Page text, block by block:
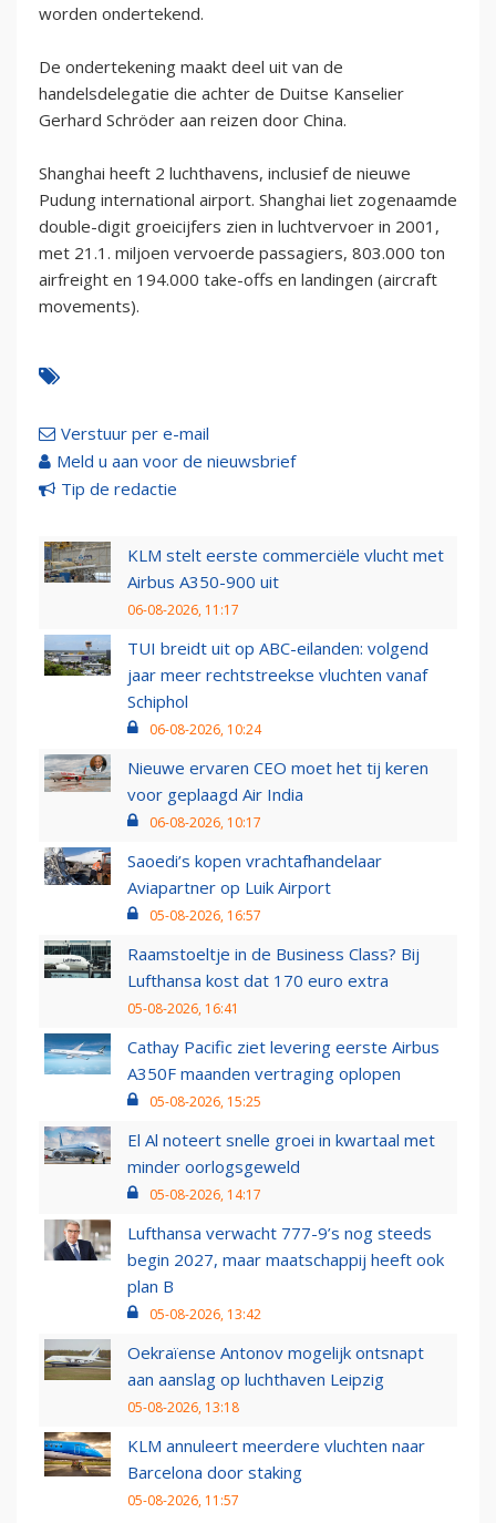
worden ondertekend.
De ondertekening maakt deel uit van de
handelsdelegatie die achter de Duitse Kanselier
Gerhard Schröder aan reizen door China.
Shanghai heeft 2 luchthavens, inclusief de nieuwe
Pudung international airport. Shanghai liet zogenaamde
double-digit groeicijfers zien in luchtvervoer in 2001,
met 21.1. miljoen vervoerde passagiers, 803.000 ton
airfreight en 194.000 take-offs en landingen (aircraft
movements).
Verstuur per e-mail
Meld u aan voor de nieuwsbrief
Tip de redactie
KLM stelt eerste commerciële vlucht met
Airbus A350-900 uit
06-08-2026, 11:17
TUI breidt uit op ABC-eilanden: volgend
jaar meer rechtstreekse vluchten vanaf
Schiphol
06-08-2026, 10:24
Nieuwe ervaren CEO moet het tij keren
voor geplaagd Air India
06-08-2026, 10:17
Saoedi’s kopen vrachtafhandelaar
Aviapartner op Luik Airport
05-08-2026, 16:57
Raamstoeltje in de Business Class? Bij
Lufthansa kost dat 170 euro extra
05-08-2026, 16:41
Cathay Pacific ziet levering eerste Airbus
A350F maanden vertraging oplopen
05-08-2026, 15:25
El Al noteert snelle groei in kwartaal met
minder oorlogsgeweld
05-08-2026, 14:17
Lufthansa verwacht 777-9’s nog steeds
begin 2027, maar maatschappij heeft ook
plan B
05-08-2026, 13:42
Oekraïense Antonov mogelijk ontsnapt
aan aanslag op luchthaven Leipzig
05-08-2026, 13:18
KLM annuleert meerdere vluchten naar
Barcelona door staking
05-08-2026, 11:57